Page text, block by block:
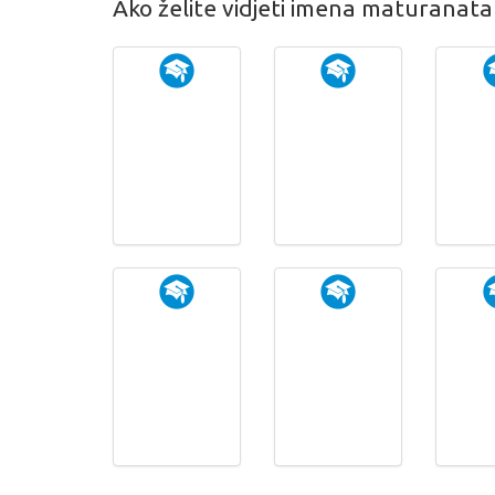
Ako želite vidjeti imena